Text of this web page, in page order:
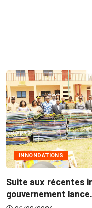
inondations : Le